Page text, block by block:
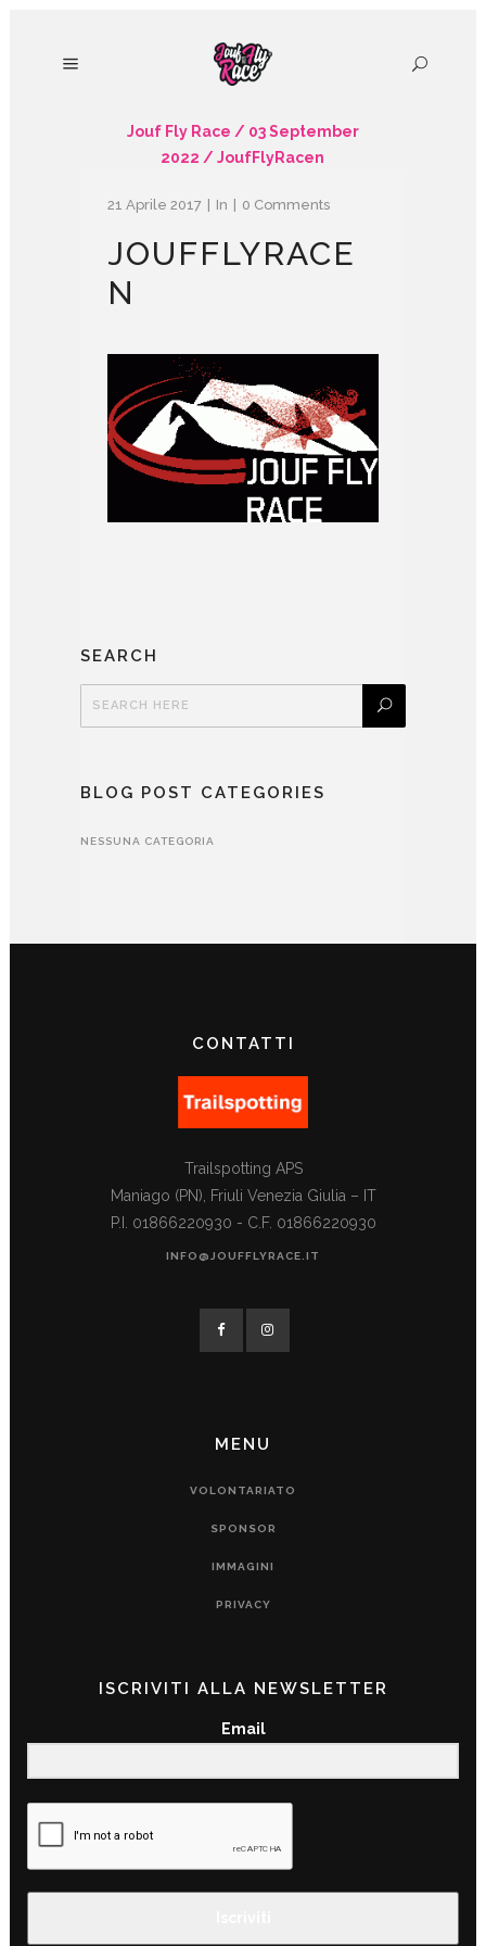
Jouf Fly Race / 03 September
2022 /JoufFlyRacen
21 Aprile 2017 In 0 Comments
JOUFFLYRACE
N
SEARCH
BLOG POST CATEGORIES
NESSUNA CATEGORIA
CONTATTI
Trailspotting APS
Maniago (PN), Friuli Venezia Giulia – IT
P.I. 01866220930 - C.F. 01866220930
INFO@JOUFFLYRACE.IT
MENU
VOLONTARIATO
SPONSOR
IMMAGINI
PRIVACY
ISCRIVITI ALLA NEWSLETTER
Email